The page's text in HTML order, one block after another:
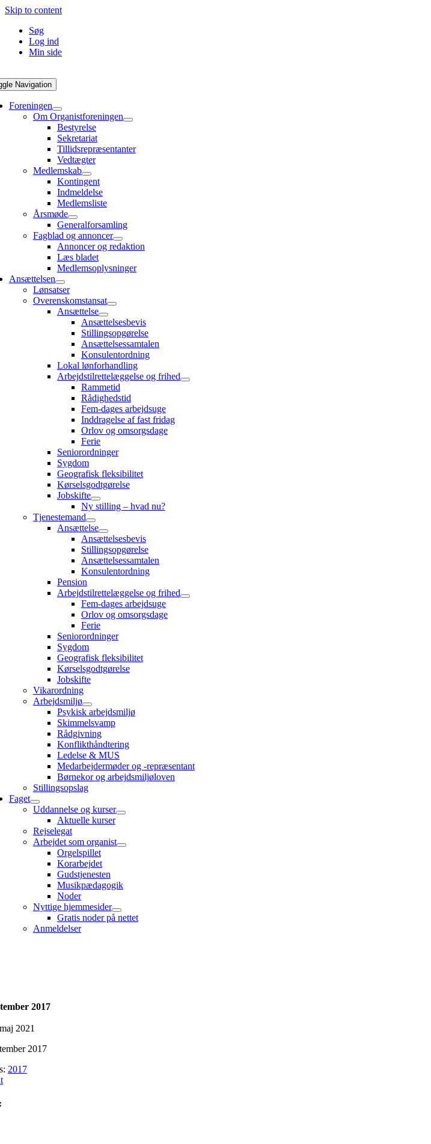
Skip to content
Søg
Log ind
Min side
Navigation
Foreningen
Om Organistforeningen
Bestyrelse
Sekretariat
Tillidsrepræsentanter
Vedtægter
Medlemskab
Kontingent
Indmeldelse
Medlemsliste
Årsmøde
Generalforsamling
Fagblad og annoncer
Annoncer og redaktion
Læs bladet
Medlemsoplysninger
Ansættelsen
Lønsatser
Overenskomstansat
Ansættelse
Ansættelsesbevis
Stillingsopgørelse
Ansættelsessamtalen
Konsulentordning
Lokal lønforhandling
Arbejdstilrettelæggelse og frihed
Rammetid
Rådighedstid
Fem-dages arbejdsuge
Inddragelse af fast fridag
Orlov og omsorgsdage
Ferie
Seniorordninger
Sygdom
Geografisk fleksibilitet
Kørselsgodtgørelse
Jobskifte
Ny stilling – hvad nu?
Tjenestemand
Ansættelse
Ansættelsesbevis
Stillingsopgørelse
Ansættelsessamtalen
Konsulentordning
Pension
Arbejdstilrettelæggelse og frihed
Fem-dages arbejdsuge
Orlov og omsorgsdage
Ferie
Seniorordninger
Sygdom
Geografisk fleksibilitet
Kørselsgodtgørelse
Jobskifte
Vikarordning
Arbejdsmiljø
Psykisk arbejdsmiljø
Skimmelsvamp
Rådgivning
Konflikthåndtering
Ledelse & MUS
Medarbejdermøder og -repræsentant
Børnekor og arbejdsmiljøloven
Stillingsopslag
Faget
Uddannelse og kurser
Aktuelle kurser
Rejselegat
Arbejdet som organist
Orgelspillet
Korarbejdet
Gudstjenesten
Musikpædagogik
Noder
Nyttige hjemmesider
Gratis noder på nettet
Anmeldelser
2017
2021
2017
2017